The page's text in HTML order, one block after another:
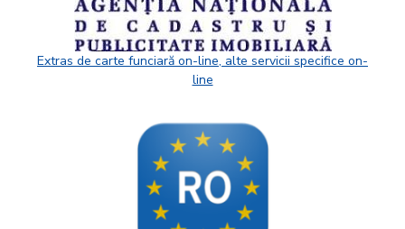
Extras de carte funciară on-line, alte servicii specifice on-
line